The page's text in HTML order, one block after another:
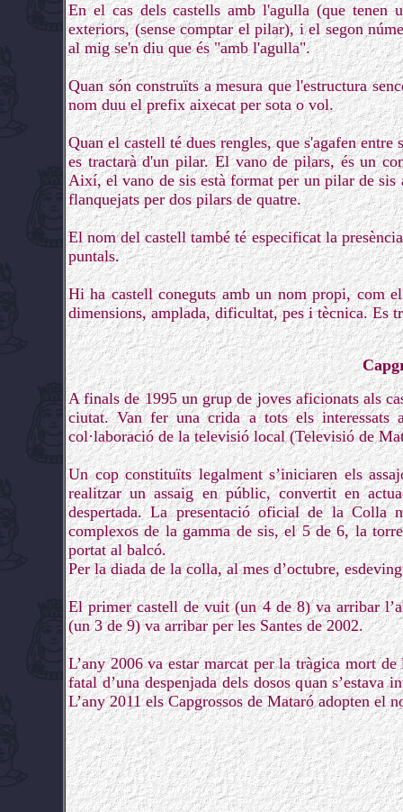
En el cas dels castells amb l'agulla (que
exteriors, (sense comptar el pilar), i el segon
al mig se'n diu que és "amb l'agulla".
Quan són construïts a mesura que l'estructura
nom duu el prefix aixecat per sota o vol.
Quan el castell té dues rengles, que s'agafen
es tractarà d'un pilar. El vano de pilars, és un
Així, el vano de sis està format per un pilar de
flanquejats per dos pilars de quatre.
El nom del castell també té especificat la
puntals.
Hi ha castell coneguts amb un nom propi, com
dimensions, amplada, dificultat, pes i tècnica. Es
A finals de 1995 un grup de joves aficionats als
ciutat. Van fer una crida a tots els interessats
col·laboració de la televisió local (Televisió de
Un cop constituïts legalment s’iniciaren els
realitzar un assaig en públic, convertit en
despertada. La presentació oficial de la Colla
complexos de la gamma de sis, el 5 de 6, la
portat al balcó.
Per la diada de la colla, al mes d’octubre,
El primer castell de vuit (un 4 de 8) va arribar
(un 3 de 9) va arribar per les Santes de 2002.
L’any 2006 va estar marcat per la tràgica mort
fatal d’una despenjada dels dosos quan
L’any 2011 els Capgrossos de Mataró adopten el